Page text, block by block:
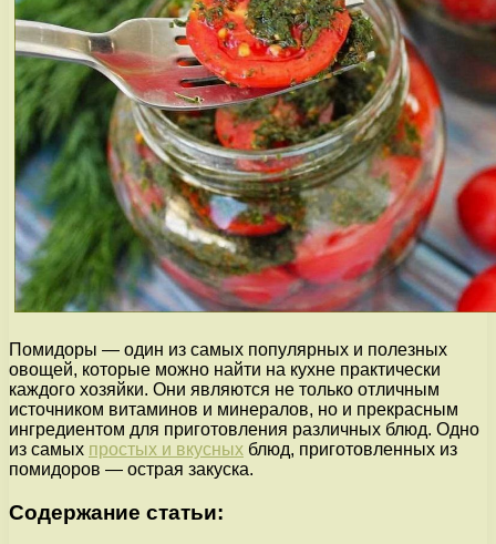
Помидоры — один из самых популярных и полезных
овощей, которые можно найти на кухне практически
каждого хозяйки. Они являются не только отличным
источником витаминов и минералов, но и прекрасным
ингредиентом для приготовления различных блюд. Одно
из самых простых и вкусных блюд, приготовленных из
помидоров — острая закуска.
Содержание статьи: